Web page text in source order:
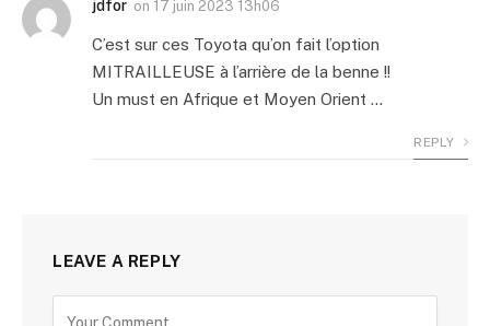
jdfor on 17 juin 2023 13h06
C’est sur ces Toyota qu’on fait l’option
MITRAILLEUSE à l’arrière de la benne !!
Un must en Afrique et Moyen Orient …
REPLY
LEAVE A REPLY